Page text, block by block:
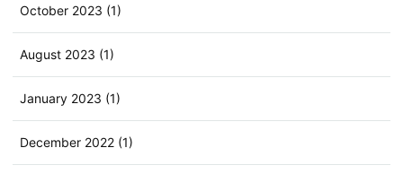
October 2023 (1)
August 2023 (1)
January 2023 (1)
December 2022 (1)